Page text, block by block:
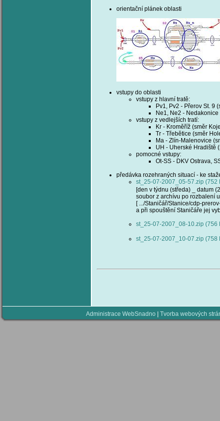
orientační plánek oblasti
vstupy do oblasti
vstupy z hlavní tratě:
Pv1, Pv2 - Přerov St. 9
Ne1, Ne2 -
vstupy z vedlejších tratí:
Kr - Kroměříž (směr
Tr - Třebětice (směr
Ma - Zlín-Malenovice
UH - Uherské Hradiště
pomocné vstupy:
Ot-SS - DKV Ostrava,
předávka rozehraných situací - ke
st_25-07-2007_05-57.zip (752
[den v týdnu (středa) _ datum
soubor z archívu po rozbalení
[ .../Staničář/Stanice/cdp-
a při spouštění Staničáře jej
st_25-07-2007_08-10.zip (756
st_25-07-2007_10-07.zip (758
Administrace WebSnadno Tvorba webových